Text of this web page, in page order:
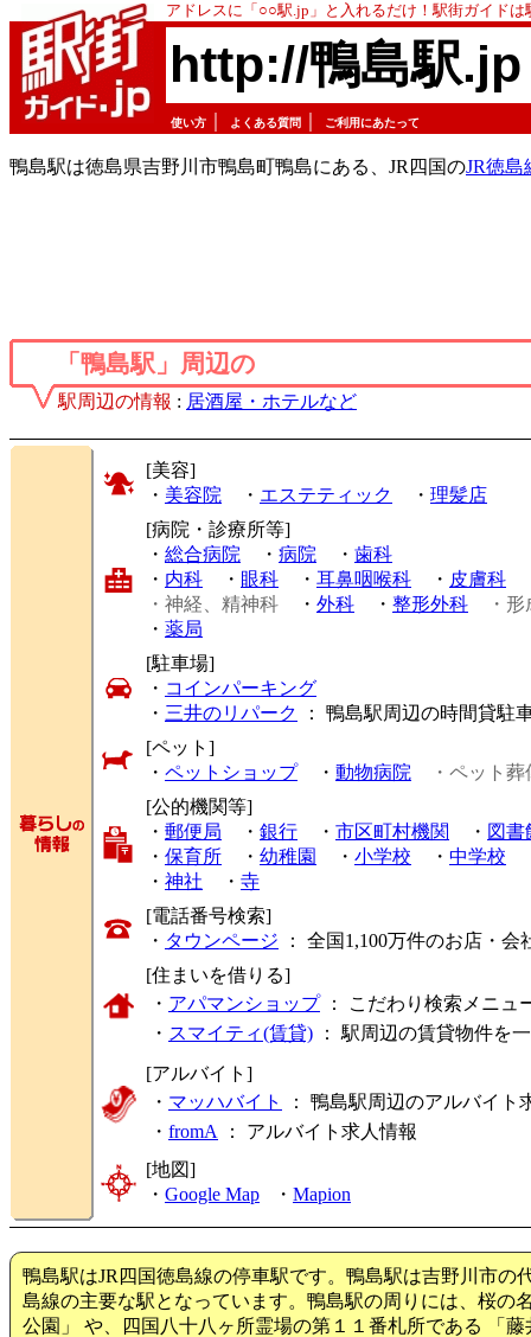
アドレスに「○○駅.jp」と入れるだけ！駅街ガイド
http://鴨島駅.jp
使い方 よくある質問 ご利用にあたって
鴨島駅は徳島県吉野川市鴨島町鴨島にある、JR四国のJR徳島
「鴨島駅」周辺の
駅周辺の情報 : 居酒屋・ホテルなど
[美容]
・ 美容院 ・ エステティック ・ 理髪店
[病院・診療所等]
・ 総合病院 ・ 病院 ・ 歯科
・ 内科 ・ 眼科 ・ 耳鼻咽喉科 ・ 皮膚科
・神経、精神科 ・ 外科 ・ 整形外科
・
・ 薬局
[駐車場]
・ コインパーキング
・ 三井のリパーク
： 鴨島駅周辺の時間貸駐
[ペット]
・ ペットショップ・ 動物病院
・ペット葬
[公的機関等]
・ 郵便局 ・ 銀行 ・ 市区町村機関 ・ 図書
・ 保育所 ・ 幼稚園 ・ 小学校 ・ 中学校
・ 神社 ・ 寺
[電話番号検索]
・ タウンページ ： 全国1,100万件のお店・
[住まいを借りる]
・ アパマンショップ： こだわり検索メニュ
・ スマイティ(賃貸) ： 駅周辺の賃貸物件を
[アルバイト]
・ マッハバイト
： 鴨島駅周辺のアルバイト
・ fromA ： アルバイト求人情報
[地図]
・ Google Map ・ Mapion
鴨島駅はJR四国徳島線の停車駅です。鴨島駅は吉野川市の
島線の主要な駅となっています。鴨島駅の周りには、桜の
公園」 や、四国八十八ヶ所霊場の第１１番札所である 「